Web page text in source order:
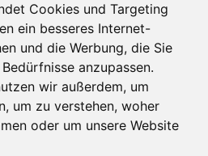
Cookies und Targeting
ein besseres Internet-
und die Werbung, die Sie
anzupassen.
wir außerdem, um
um zu verstehen, woher
oder um unsere Website